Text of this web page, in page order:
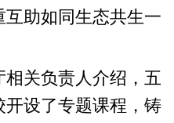
助如同生态共生一
关负责人介绍，五
设了专题课程，铸